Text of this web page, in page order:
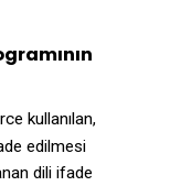
kullanılan,
edilmesi
dili ifade